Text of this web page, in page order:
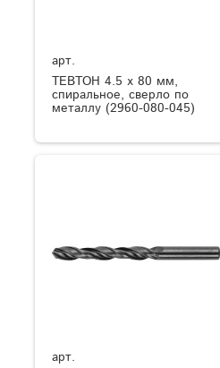
арт.
ТЕВТОН 4.5 x 80 мм,
спиральное, сверло по
металлу (2960-080-045)
арт.